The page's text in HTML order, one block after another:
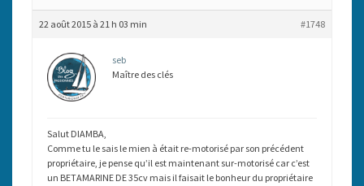
22 août 2015 à 21 h 03 min #1748
seb
Maître des clés
Salut DIAMBA,
Comme tu le sais le mien à était re-motorisé par son précédent
propriétaire, je pense qu’il est maintenant sur-motorisé car c’est
un BETAMARINE DE 35cv mais il faisait le bonheur du propriétaire